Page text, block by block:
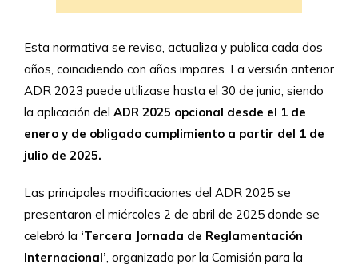
Esta normativa se revisa, actualiza y publica cada dos
años, coincidiendo con años impares. La versión anterior
ADR 2023 puede utilizase hasta el 30 de junio, siendo
la aplicación del ADR 2025 opcional desde el 1 de
enero y de obligado cumplimiento a partir del 1 de
julio de 2025.
Las principales modificaciones del ADR 2025 se
presentaron el miércoles 2 de abril de 2025 donde se
celebró la ‘Tercera Jornada de Reglamentación
Internacional’ , organizada por la Comisión para la